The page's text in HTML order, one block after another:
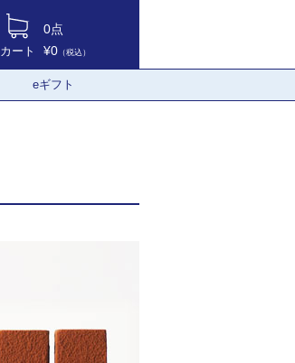
カート
0点
¥0 （税込）
eギフト